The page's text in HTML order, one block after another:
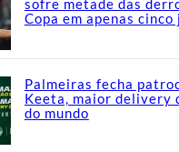
sofre metade das
Copa em apenas cinco
Palmeiras fecha
Keeta, maior delivery
do mundo